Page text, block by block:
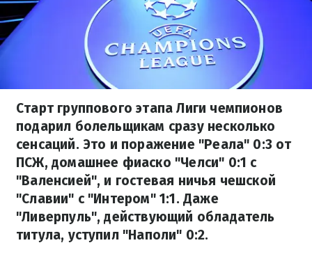
Старт группового этапа Лиги чемпионов
подарил болельщикам сразу несколько
сенсаций. Это и поражение "Реала" 0:3 от
ПСЖ, домашнее фиаско "Челси" 0:1 с
"Валенсией", и гостевая ничья чешской
"Славии" с "Интером" 1:1. Даже
"Ливерпуль", действующий обладатель
титула, уступил "Наполи" 0:2.